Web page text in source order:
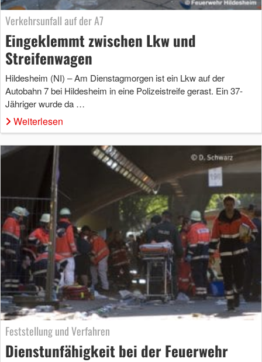
Verkehrsunfall auf der A7
Eingeklemmt zwischen Lkw und
Streifenwagen
Hildesheim (NI) – Am Dienstagmorgen ist ein Lkw auf der
Autobahn 7 bei Hildesheim in eine Polizeistreife gerast. Ein 37-
Jähriger wurde da …
Weiterlesen
Feststellung und Verfahren
Dienstunfähigkeit bei der Feuerwehr